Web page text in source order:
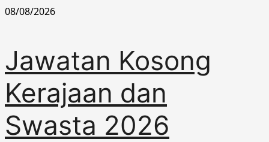
Skip
08/08/2026
Jawatan Kosong
Kerajaan dan
Swasta 2026